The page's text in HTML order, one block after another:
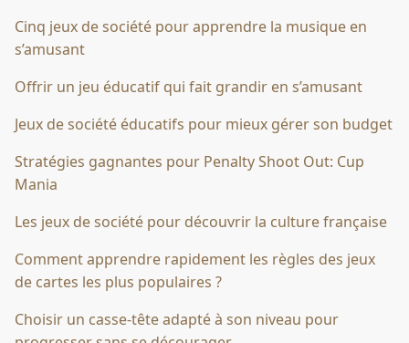
Cinq jeux de société pour apprendre la musique en
s’amusant
Offrir un jeu éducatif qui fait grandir en s’amusant
Jeux de société éducatifs pour mieux gérer son budget
Stratégies gagnantes pour Penalty Shoot Out: Cup
Mania
Les jeux de société pour découvrir la culture française
Comment apprendre rapidement les règles des jeux
de cartes les plus populaires ?
Choisir un casse-tête adapté à son niveau pour